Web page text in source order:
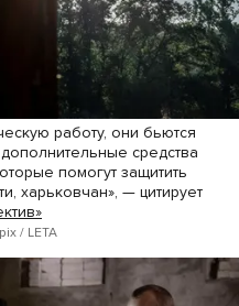
работу, они бьются
средства
помогут защитить
харьковчан», — цитирует
/ LETA